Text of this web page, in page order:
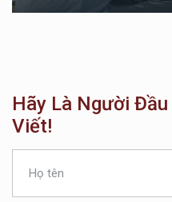
Hãy Là Người
Viết!